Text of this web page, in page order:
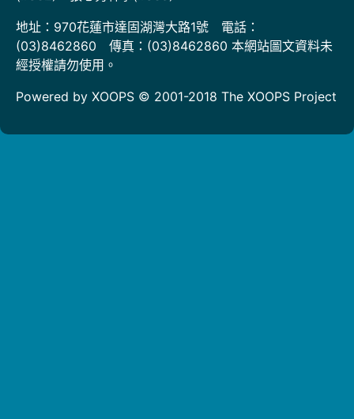
地址：970花蓮市達固湖灣大路1號 電話：
(03)8462860 傳真：(03)8462860 本網站圖文資料未
經授權請勿使用。
Powered by XOOPS © 2001-2018 The XOOPS Project